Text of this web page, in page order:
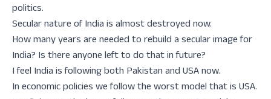
politics.
Secular nature of India is almost destroyed now.
How many years are needed to rebuild a secular image for
India? Is there anyone left to do that in future?
I feel India is following both Pakistan and USA now.
In economic policies we follow the worst model that is USA.